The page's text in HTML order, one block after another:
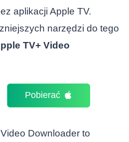
aplikacji Apple TV.
narzędzi do tego
TV+ Video
Pobierać
Downloader to